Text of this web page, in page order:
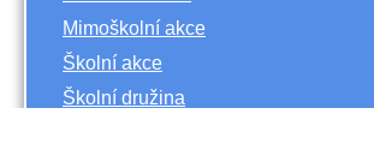
Mimoškolní akce
Školní akce
Školní družina